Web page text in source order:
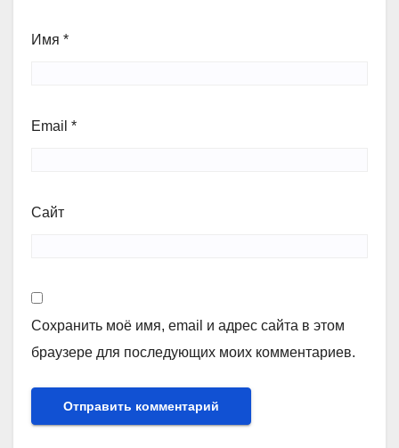
Имя *
Email *
Сайт
Сохранить моё имя, email и адрес сайта в этом
браузере для последующих моих комментариев.